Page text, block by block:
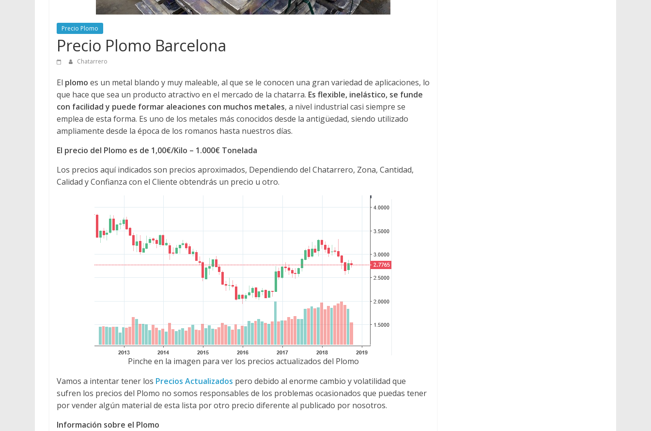
Precio Plomo
Precio Plomo Barcelona
Chatarrero
El plomo es un metal blando y muy maleable, al que se le conocen una gran variedad de aplicaciones, lo
que hace que sea un producto atractivo en el mercado de la chatarra. Es flexible, inelástico, se funde
con facilidad y puede formar aleaciones con muchos metales, a nivel industrial casi siempre se
emplea de esta forma. Es uno de los metales más conocidos desde la antigüedad, siendo utilizado
ampliamente desde la época de los romanos hasta nuestros días.
El precio del Plomo es de 1,00€/Kilo – 1.000€ Tonelada
Los precios aquí indicados son precios aproximados, Dependiendo del Chatarrero, Zona, Cantidad,
Calidad y Confianza con el Cliente obtendrás un precio u otro.
Pinche en la imagen para ver los precios actualizados del Plomo
Vamos a intentar tener los Precios Actualizados pero debido al enorme cambio y volatilidad que
sufren los precios del Plomo no somos responsables de los problemas ocasionados que puedas tener
por vender algún material de esta lista por otro precio diferente al publicado por nosotros.
Información sobre el Plomo